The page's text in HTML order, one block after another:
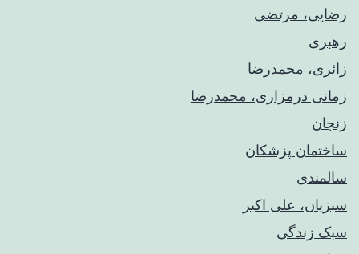
رضایی، مرتضی
رهبری
زائری، محمدرضا
زمانی درمزاری، محمدرضا
زنجان
ساختمان پزشکان
سالمندی
سبزیان، علی اکبر
سبک زندگی